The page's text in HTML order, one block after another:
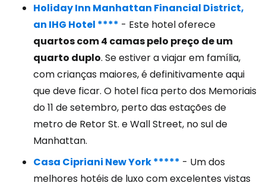
Holiday Inn Manhattan Financial District,
an IHG Hotel **** - Este hotel oferece
quartos com 4 camas pelo preço de um
quarto duplo. Se estiver a viajar em família,
com crianças maiores, é definitivamente aqui
que deve ficar. O hotel fica perto dos Memoriais
do 11 de setembro, perto das estações de
metro de Retor St. e Wall Street, no sul de
Manhattan.
Casa Cipriani New York ***** - Um dos
melhores hotéis de luxo com excelentes vistas